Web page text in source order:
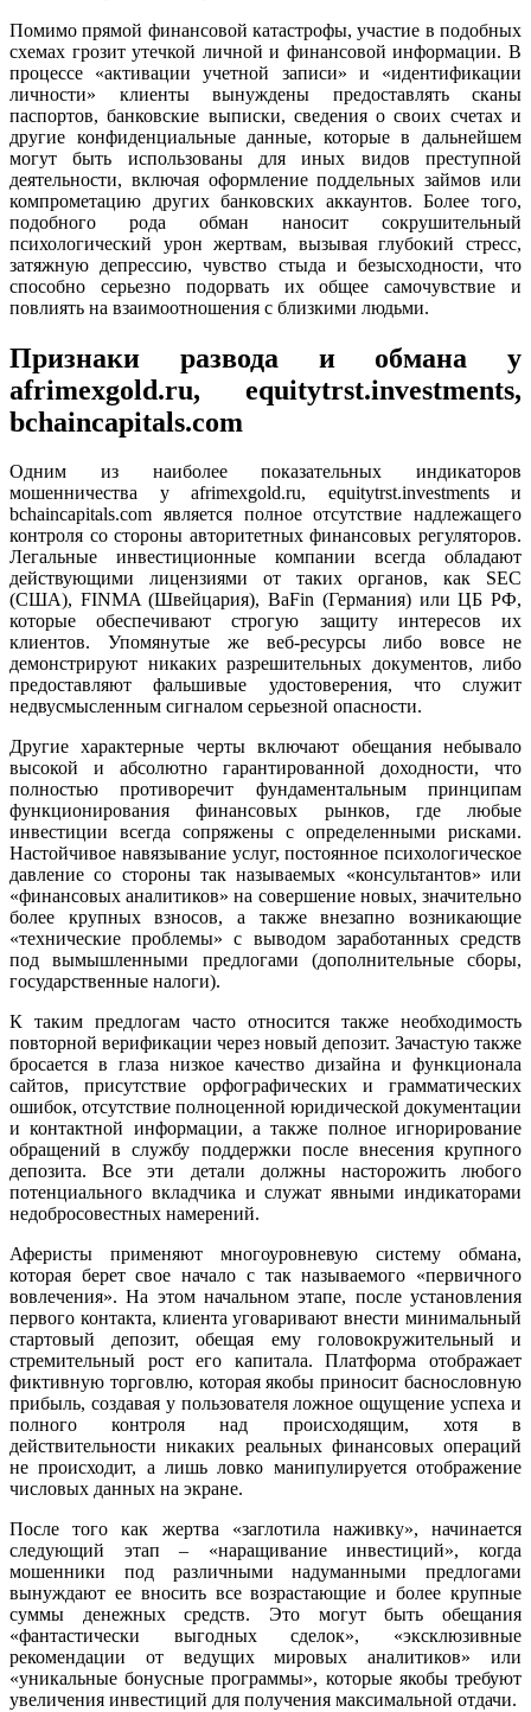
Помимо прямой финансовой катастрофы, участие в подобных
схемах грозит утечкой личной и финансовой информации. В
процессе «активации учетной записи» и «идентификации
личности» клиенты вынуждены предоставлять сканы
паспортов, банковские выписки, сведения о своих счетах и
другие конфиденциальные данные, которые в дальнейшем
могут быть использованы для иных видов преступной
деятельности, включая оформление поддельных займов или
компрометацию других банковских аккаунтов. Более того,
подобного рода обман наносит сокрушительный
психологический урон жертвам, вызывая глубокий стресс,
затяжную депрессию, чувство стыда и безысходности, что
способно серьезно подорвать их общее самочувствие и
повлиять на взаимоотношения с близкими людьми.
Признаки развода и обмана у
afrimexgold.ru, equitytrst.investments,
bchaincapitals.com
Одним из наиболее показательных индикаторов
мошенничества у afrimexgold.ru, equitytrst.investments и
bchaincapitals.com является полное отсутствие надлежащего
контроля со стороны авторитетных финансовых регуляторов.
Легальные инвестиционные компании всегда обладают
действующими лицензиями от таких органов, как SEC
(США), FINMA (Швейцария), BaFin (Германия) или ЦБ РФ,
которые обеспечивают строгую защиту интересов их
клиентов. Упомянутые же веб-ресурсы либо вовсе не
демонстрируют никаких разрешительных документов, либо
предоставляют фальшивые удостоверения, что служит
недвусмысленным сигналом серьезной опасности.
Другие характерные черты включают обещания небывало
высокой и абсолютно гарантированной доходности, что
полностью противоречит фундаментальным принципам
функционирования финансовых рынков, где любые
инвестиции всегда сопряжены с определенными рисками.
Настойчивое навязывание услуг, постоянное психологическое
давление со стороны так называемых «консультантов» или
«финансовых аналитиков» на совершение новых, значительно
более крупных взносов, а также внезапно возникающие
«технические проблемы» с выводом заработанных средств
под вымышленными предлогами (дополнительные сборы,
государственные налоги).
К таким предлогам часто относится также необходимость
повторной верификации через новый депозит. Зачастую также
бросается в глаза низкое качество дизайна и функционала
сайтов, присутствие орфографических и грамматических
ошибок, отсутствие полноценной юридической документации
и контактной информации, а также полное игнорирование
обращений в службу поддержки после внесения крупного
депозита. Все эти детали должны насторожить любого
потенциального вкладчика и служат явными индикаторами
недобросовестных намерений.
Аферисты применяют многоуровневую систему обмана,
которая берет свое начало с так называемого «первичного
вовлечения». На этом начальном этапе, после установления
первого контакта, клиента уговаривают внести минимальный
стартовый депозит, обещая ему головокружительный и
стремительный рост его капитала. Платформа отображает
фиктивную торговлю, которая якобы приносит баснословную
прибыль, создавая у пользователя ложное ощущение успеха и
полного контроля над происходящим, хотя в
действительности никаких реальных финансовых операций
не происходит, а лишь ловко манипулируется отображение
числовых данных на экране.
После того как жертва «заглотила наживку», начинается
следующий этап – «наращивание инвестиций», когда
мошенники под различными надуманными предлогами
вынуждают ее вносить все возрастающие и более крупные
суммы денежных средств. Это могут быть обещания
«фантастически выгодных сделок», «эксклюзивные
рекомендации от ведущих мировых аналитиков» или
«уникальные бонусные программы», которые якобы требуют
увеличения инвестиций для получения максимальной отдачи.